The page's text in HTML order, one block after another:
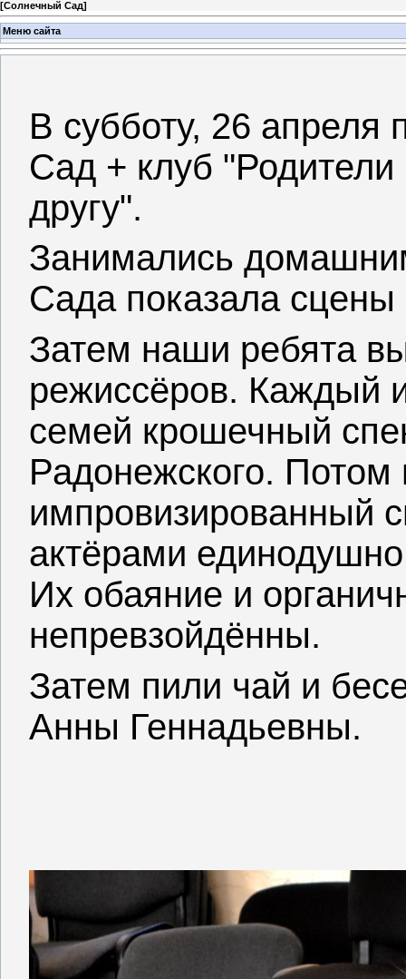
[Солнечный Сад]
Меню сайта
В субботу, 26 апреля
Сад + клуб
другу".
Занимались
Сада показала сцены
Затем наши ребята
режиссёров. Каждый
семей крошечный
Радонежского. Потом
импровизированный
актёрами
Их обаяние и
непревзойдённы.
Затем пили чай и
Анны Геннадьевны.